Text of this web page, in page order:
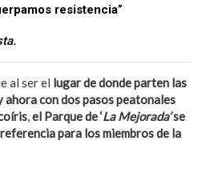
resistencia”
al ser el lugar de donde parten las
ahora con dos pasos peatonales
,el Parque de ‘La Mejorada’se
para los miembros de la